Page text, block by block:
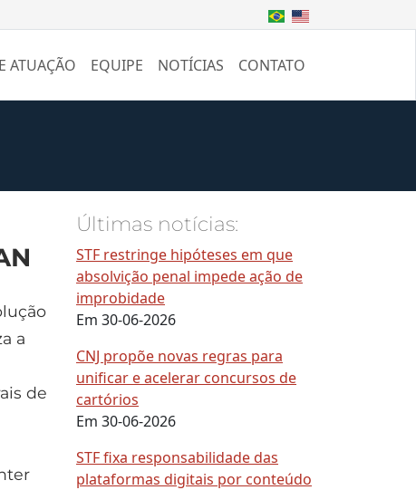
ATUAÇÃO EQUIPE NOTÍCIAS CONTATO
a
de
Últimas notícias:
STF restringe hipóteses em que
absolvição penal impede ação de
improbidade
Em 30-06-2026
CNJ propõe novas regras para
unificar e acelerar concursos de
cartórios
Em 30-06-2026
STF fixa responsabilidade das
plataformas digitais por conteúdo